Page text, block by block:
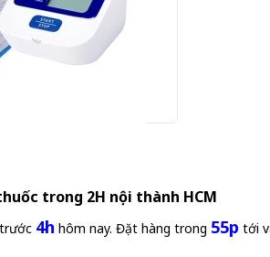
trong 2H nội thành HCM
4h hôm nay. Đặt hàng trong 55p tới